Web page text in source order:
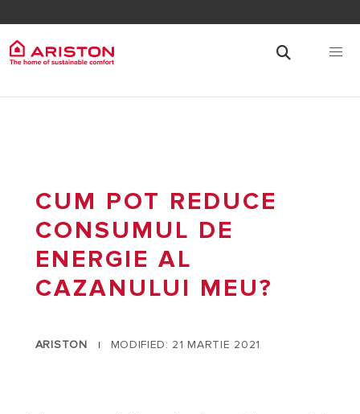
CUM POT REDUCE
CONSUMUL DE
ENERGIE AL
CAZANULUI MEU?
ARISTON | MODIFIED: 21 MARTIE 2021